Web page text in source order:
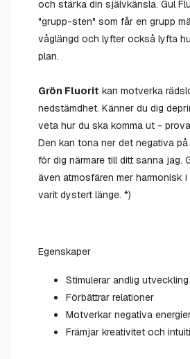
och stärka din självkänsla. Gul
"grupp-sten" som får en grupp
våglängd och lyfter också lyfta
plan.
Grön Fluorit kan motverka
nedstämdhet. Känner du dig
veta hur du ska komma ut -
Den kan tona ner det negativa
för dig närmare till ditt sanna jag.
även atmosfären mer harmonisk
varit dystert länge. *)
Egenskaper
Stimulerar andlig utveckling
Förbättrar relationer
Motverkar negativa
Främjar kreativitet och